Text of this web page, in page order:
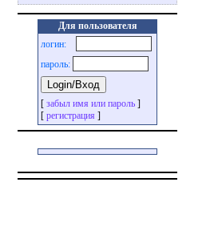
Для пользователя
логин:
пароль:
[ забыл имя или пароль ]
[ регистрация ]